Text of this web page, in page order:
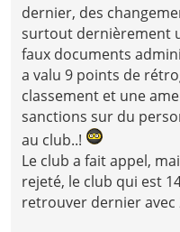
dernier, des
surtout dernièrement
faux documents
a valu 9 points de
classement et une
sanctions sur du
au club..!
Le club a fait appel,
rejeté, le club qui est
retrouver dernier avec